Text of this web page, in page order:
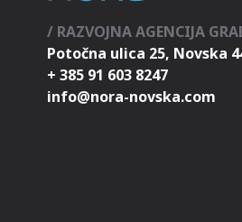
/ RAZVOJNA AGENCIJA
Potočna ulica 25, Novska
+ 385 91 603 8247